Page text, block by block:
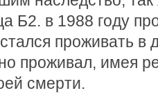
Б2. в 1988 году
проживать в
проживал, имея
смерти.